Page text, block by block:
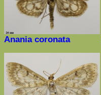
Anania coronata